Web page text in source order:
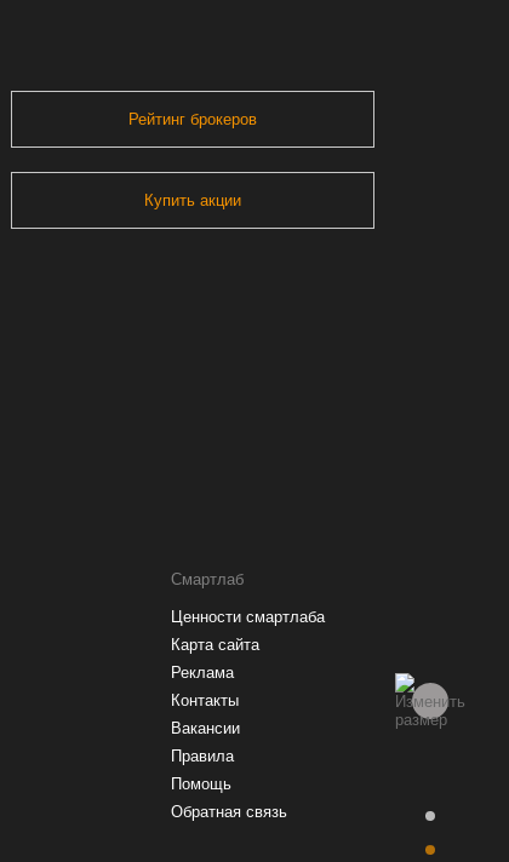
Рейтинг брокеров
Купить акции
Смартлаб
Ценности смартлаба
Карта сайта
Реклама
Контакты
Вакансии
Правила
Помощь
Обратная связь